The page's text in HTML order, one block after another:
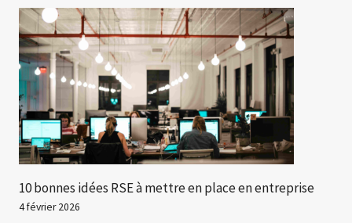
10 bonnes idées RSE à mettre en place en entreprise
4 février 2026